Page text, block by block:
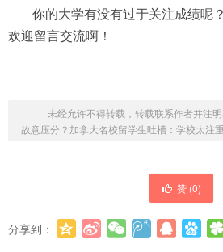
你的大学有没有过于关注成绩呢
欢迎留言交流啊！
未经允许不得转载，转载联系作者并注明
故意压分？加拿大名校留学生吐槽：学校太注
赞 (0)
分享到：